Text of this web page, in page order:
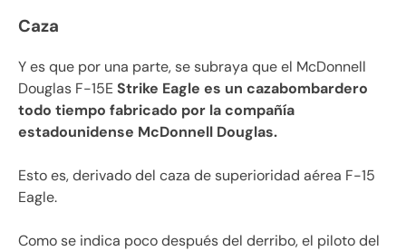
Caza
Y es que por una parte, se subraya que el McDonnell
Douglas F-15EStrike Eagle es un cazabombardero
todo tiempo fabricado por la compañía
estadounidense McDonnell Douglas.
Esto es, derivado del caza de superioridad aérea F-15
Eagle.
Como se indica poco después del derribo, el piloto del